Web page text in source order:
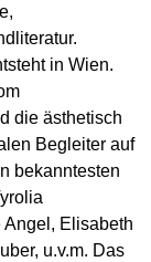
in Wien.
die ästhetisch
Begleiter auf
bekanntesten
Elisabeth
u.v.m. Das